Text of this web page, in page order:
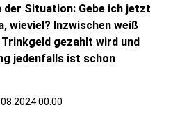
der Situation: Gebe ich jetzt
wieviel? Inzwischen weiß
gezahlt wird und
jedenfalls ist schon
00:00